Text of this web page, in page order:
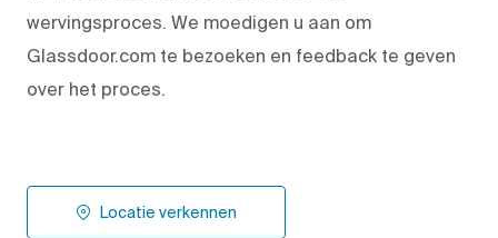
wervingsproces. We moedigen u aan om
Glassdoor.com te bezoeken en feedback te geven
over het proces.
Locatie verkennen